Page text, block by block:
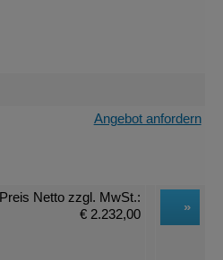
Angebot anfordern
Preis Netto zzgl. MwSt.:
€ 2.232,00